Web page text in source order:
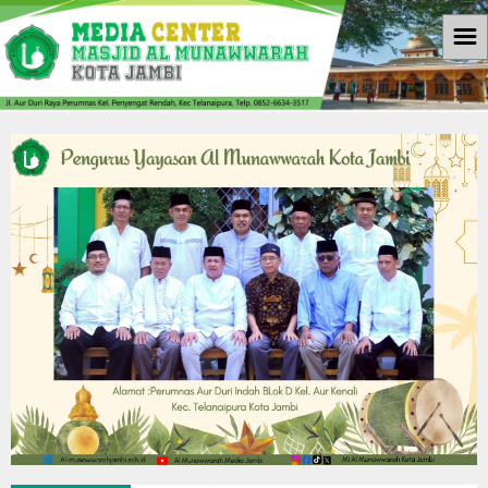
Informasi
Berita
Download
Galleri
Galleri Photo
Koleksi Video
Agenda
Kontak Kami
☰